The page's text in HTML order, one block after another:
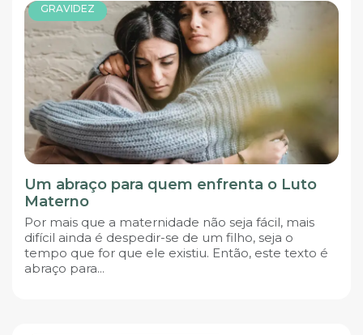
GRAVIDEZ
Um abraço para quem enfrenta o Luto
Materno
Por mais que a maternidade não seja fácil, mais
difícil ainda é despedir-se de um filho, seja o
tempo que for que ele existiu. Então, este texto é
abraço para...